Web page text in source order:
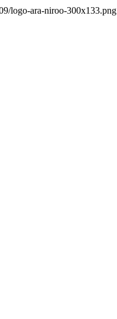
logo-ara-niroo-300x133.png